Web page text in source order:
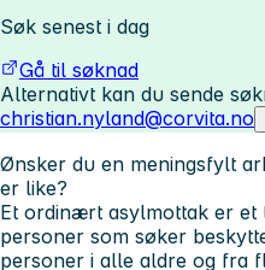
Søk senest i dag
Gå til søknad
Alternativt kan du sende
christian.nyland@corvita.no
Ønsker du en meningsfylt
er like?
Et ordinært asylmottak er et
personer som søker
personer i alle aldre og fra